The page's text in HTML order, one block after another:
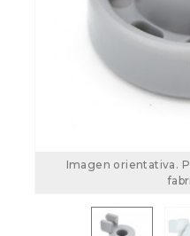
Imagen orientativa.